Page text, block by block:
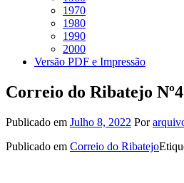
1970
1980
1990
2000
Versão PDF e Impressão
Correio do Ribatejo
Publicado em Julho 8, 2022 Por
Publicado em Correio do Ribatejo